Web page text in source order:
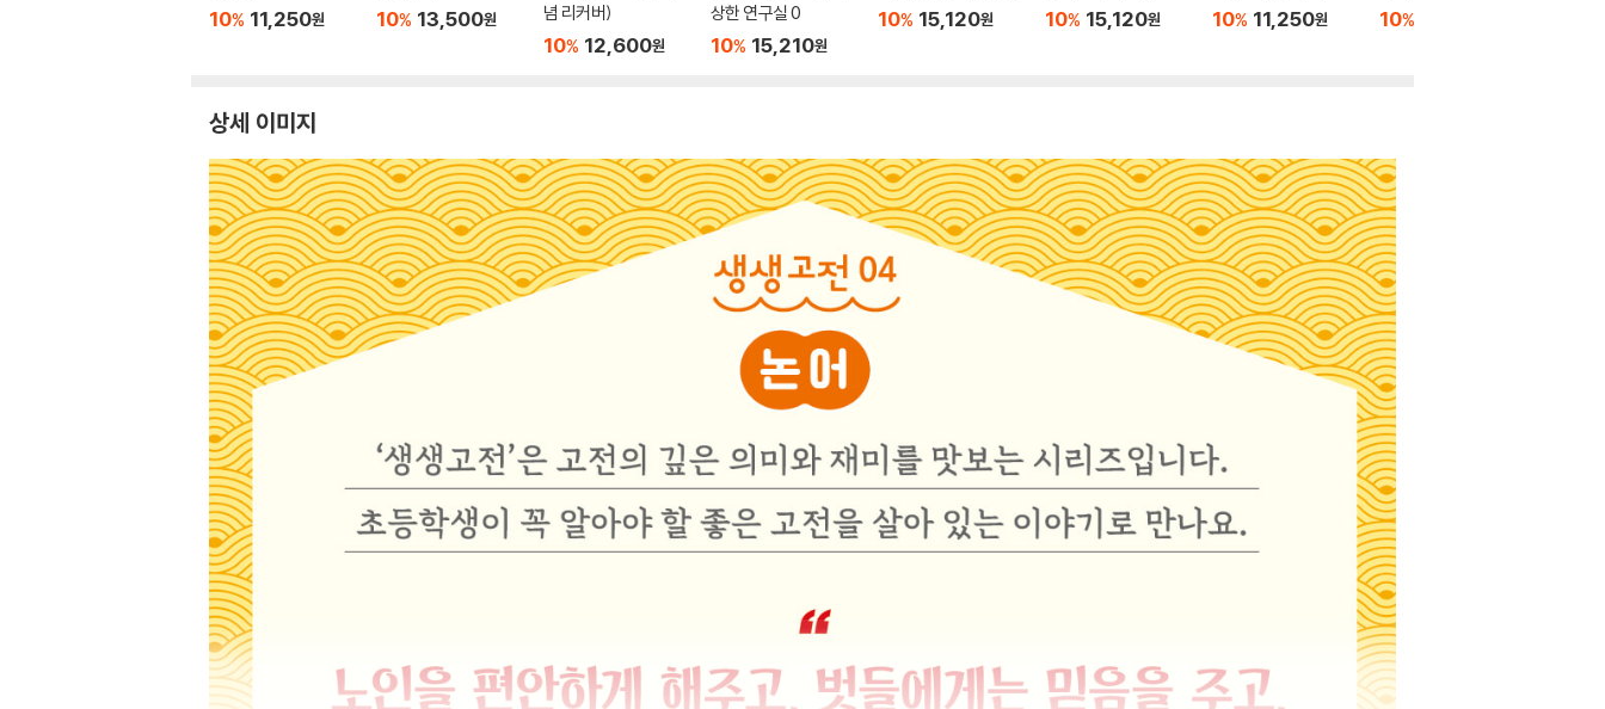
10% 11,250원 10% 13,500원
념 리커버)
10% 12,600원
상한 연구실 0
10% 15,210원
10% 15,120원 10% 15,120원 10% 11,250원 10%
상세 이미지